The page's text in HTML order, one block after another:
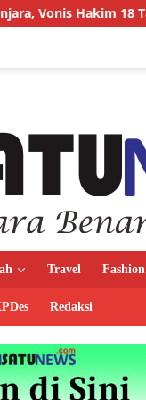
18 Tahun Penjara
Travel Fashion
Redaksi